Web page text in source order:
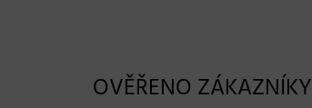
OVĚŘENO ZÁKAZNÍKY